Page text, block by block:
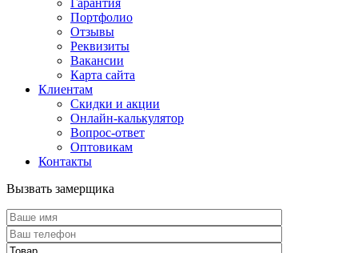
Гарантия
Портфолио
Отзывы
Реквизиты
Вакансии
Карта сайта
Клиентам
Скидки и акции
Онлайн-калькулятор
Вопрос-ответ
Оптовикам
Контакты
Вызвать замерщика